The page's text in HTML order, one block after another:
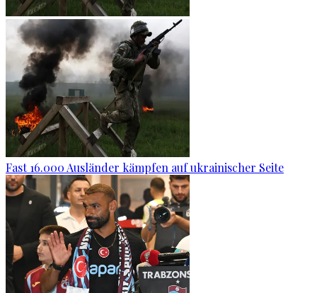
Fast 16.000 Ausländer kämpfen auf ukrainischer Seite